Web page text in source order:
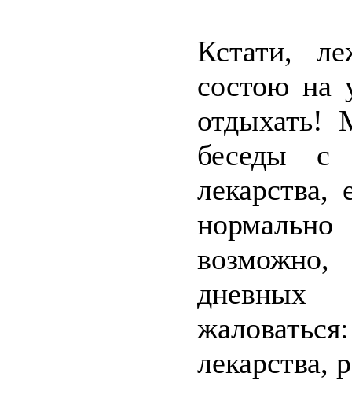
Кстати,
состою на
отдыхать!
беседы с
дневных
лекарства,